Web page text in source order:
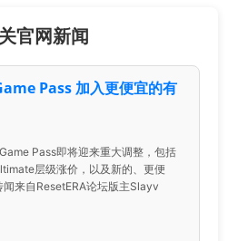
官网新闻
Pass 加入更便宜的有
Pass即将迎来重大调整，包括
层级涨价，以及新的、更便
来自ResetERA论坛版主Slayv